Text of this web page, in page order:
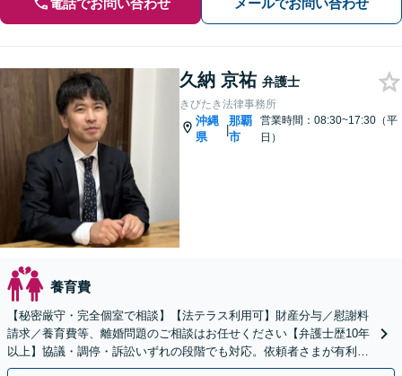
久納 京祐 弁護士
きびたき法律事務所
沖縄
県
|
那覇
市
営業時間：08:30~17:30（平
日）
養育費
【秘密厳守・完全個室で相談】【法テラス利用可】財産分与／慰謝料
請求／養育費等、離婚問題のご相談はお任せください【弁護士歴10年
以上】協議・調停・訴訟いずれの段階でも対応。依頼者さまが有利に
解決できるよう粘り強く交渉します／バス停「天久」2分